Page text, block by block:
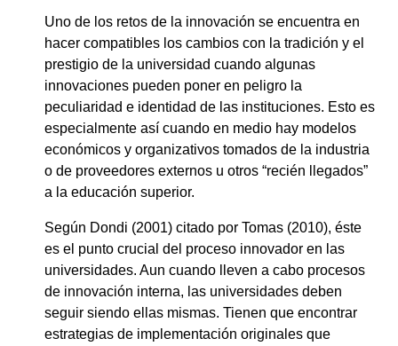
Uno de los retos de la innovación se encuentra en
hacer compatibles los cambios con la tradición y el
prestigio de la universidad cuando algunas
innovaciones pueden poner en peligro la
peculiaridad e identidad de las instituciones. Esto es
especialmente así cuando en medio hay modelos
económicos y organizativos tomados de la industria
o de proveedores externos u otros “recién llegados”
a la educación superior.
Según Dondi (2001) citado por Tomas (2010), éste
es el punto crucial del proceso innovador en las
universidades. Aun cuando lleven a cabo procesos
de innovación interna, las universidades deben
seguir siendo ellas mismas. Tienen que encontrar
estrategias de implementación originales que